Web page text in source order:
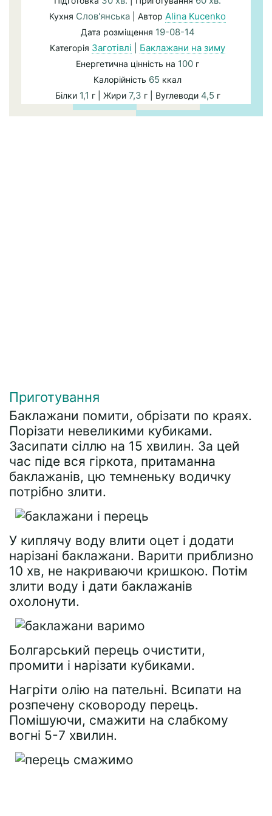
Кухня Слов'янська | Автор Alina Kucenko
Дата розміщення 19-08-14
Категорія Заготівлі Баклажани на зиму
Енергетична цінність на 100 г
Калорійність 65 ккал
Білки 1,1 г | Жири 7,3 г | Вуглеводи 4,5 г
Приготування
Баклажани помити, обрізати по краях.
Порізати невеликими кубиками.
Засипати сіллю на 15 хвилин. За цей
час піде вся гіркота, притаманна
баклажанів, цю темненьку водичку
потрібно злити.
У киплячу воду влити оцет і додати
нарізані баклажани. Варити приблизно
10 хв, не накриваючи кришкою. Потім
злити воду і дати баклажанів
охолонути.
Болгарський перець очистити,
промити і нарізати кубиками.
Нагріти олію на пательні. Всипати на
розпечену сковороду перець.
Помішуючи, смажити на слабкому
вогні 5-7 хвилин.